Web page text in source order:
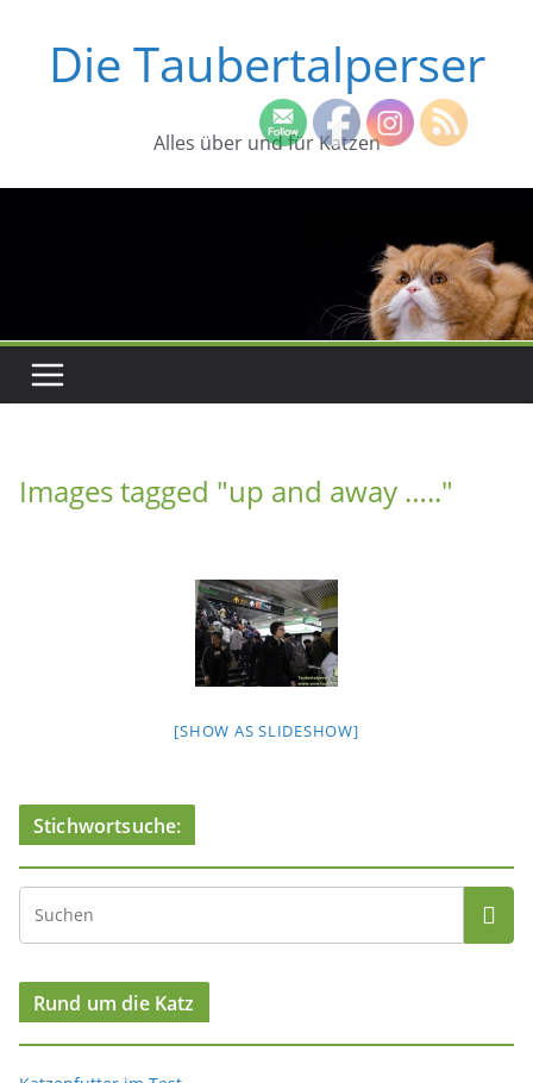
springenDie Taubertalperser
Alles über und für Katzen
Images tagged "up and away ….."
[SHOW AS SLIDESHOW]
Stichwortsuche:
Rund um die Katz